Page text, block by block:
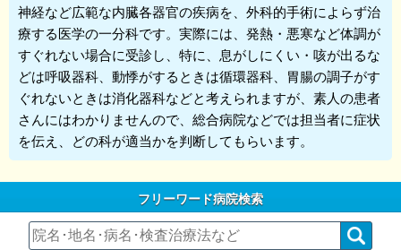
神経など広範な内臓各器官の疾病を、外科的手術によらず治
療する医学の一分科です。実際には、発熱・悪寒など体調が
すぐれない場合に受診し、特に、息がしにくい・咳が出るな
どは呼吸器科、動悸がするときは循環器科、胃腸の調子がす
ぐれないときは消化器科などと考えられますが、素人の患者
さんにはわかりませんので、総合病院などでは担当者に症状
を伝え、どの科が適当かを判断してもらいます。
フリーワード病院検索